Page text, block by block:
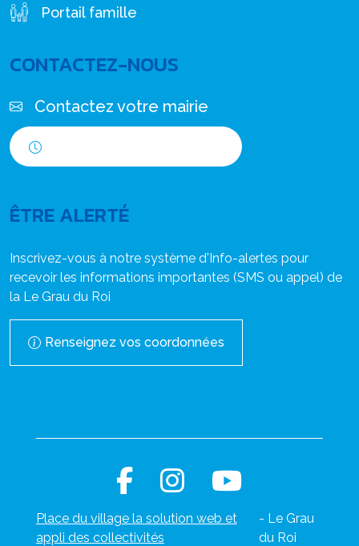
Portail famille
CONTACTEZ-NOUS
Contactez votre mairie
ÊTRE ALERTÉ
Inscrivez-vous à notre système d'Info-alertes pour
recevoir les informations importantes (SMS ou appel) de
la Le Grau du Roi
Renseignez vos coordonnées
Place du village la solution web et
appli des collectivités
- Le Grau
du Roi